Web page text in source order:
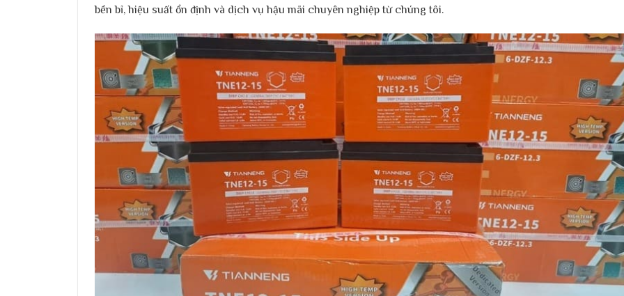
bền bỉ, hiệu suất ổn định và dịch vụ hậu mãi chuyên nghiệp từ chúng tôi.